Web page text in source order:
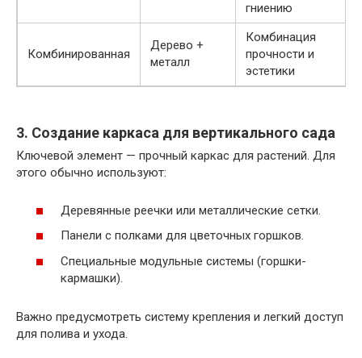
гниению
Комбинированная
Дерево +
металл
Комбинация
прочности и
эстетики
3. Создание каркаса для вертикального сада
Ключевой элемент — прочный каркас для растений. Для
этого обычно используют:
Деревянные реечки или металлические сетки.
Панели с полками для цветочных горшков.
Специальные модульные системы (горшки-
кармашки).
Важно предусмотреть систему крепления и легкий доступ
для полива и ухода.